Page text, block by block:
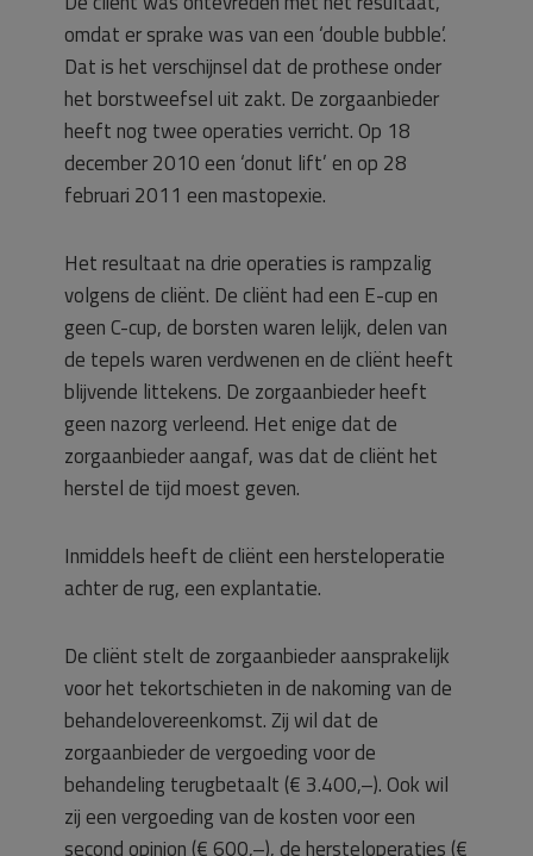
omdat er sprake was van een ‘double bubble’.
Dat is het verschijnsel dat de prothese onder
het borstweefsel uit zakt. De zorgaanbieder
heeft nog twee operaties verricht. Op 18
december 2010 een ‘donut lift’ en op 28
februari 2011 een mastopexie.
Het resultaat na drie operaties is rampzalig
volgens de cliënt. De cliënt had een E-cup en
geen C-cup, de borsten waren lelijk, delen van
de tepels waren verdwenen en de cliënt heeft
blijvende littekens. De zorgaanbieder heeft
geen nazorg verleend. Het enige dat de
zorgaanbieder aangaf, was dat de cliënt het
herstel de tijd moest geven.
Inmiddels heeft de cliënt een hersteloperatie
achter de rug, een explantatie.
De cliënt stelt de zorgaanbieder aansprakelijk
voor het tekortschieten in de nakoming van de
behandelovereenkomst. Zij wil dat de
zorgaanbieder de vergoeding voor de
behandeling terugbetaalt (€ 3.400,–). Ook wil
zij een vergoeding van de kosten voor een
second opinion (€ 600,–), de hersteloperaties (€